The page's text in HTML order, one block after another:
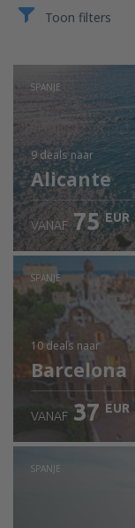
Toon filters
SPANJE
9 dealsnaar
Alicante
VANAF 75 EUR
SPANJE
10 deals naar
Barcelona
VANAF 37 EUR
SPANJE